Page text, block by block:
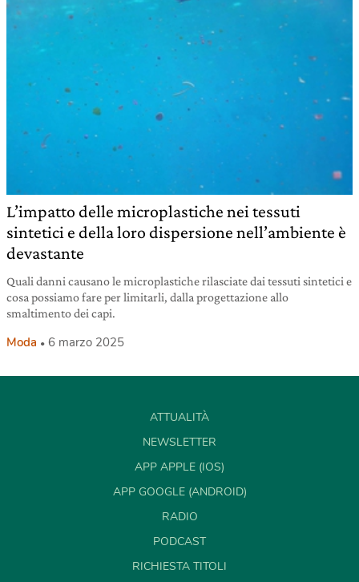
L’impatto delle microplastiche nei tessuti
sintetici e della loro dispersione nell’ambiente è
devastante
Quali danni causano le microplastiche rilasciate dai tessuti sintetici e
cosa possiamo fare per limitarli, dalla progettazione allo
smaltimento dei capi.
Moda 6 marzo 2025
ATTUALITÀ
NEWSLETTER
APP APPLE (IOS)
APP GOOGLE (ANDROID)
RADIO
PODCAST
RICHIESTA TITOLI